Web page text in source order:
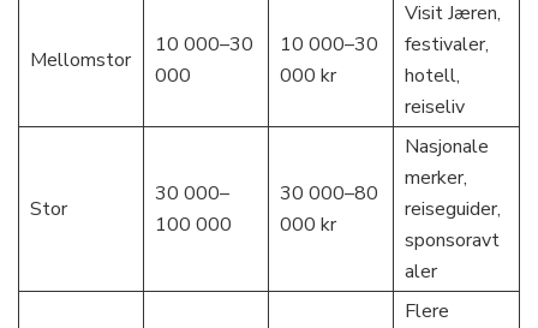
Mellomstor
10 000–30
000
10 000–30
000 kr
Visit Jæren,
festivaler,
hotell,
reiseliv
Stor
30 000–
100 000
30 000–80
000 kr
Nasjonale
merker,
reiseguider,
sponsoravt
aler
Flere